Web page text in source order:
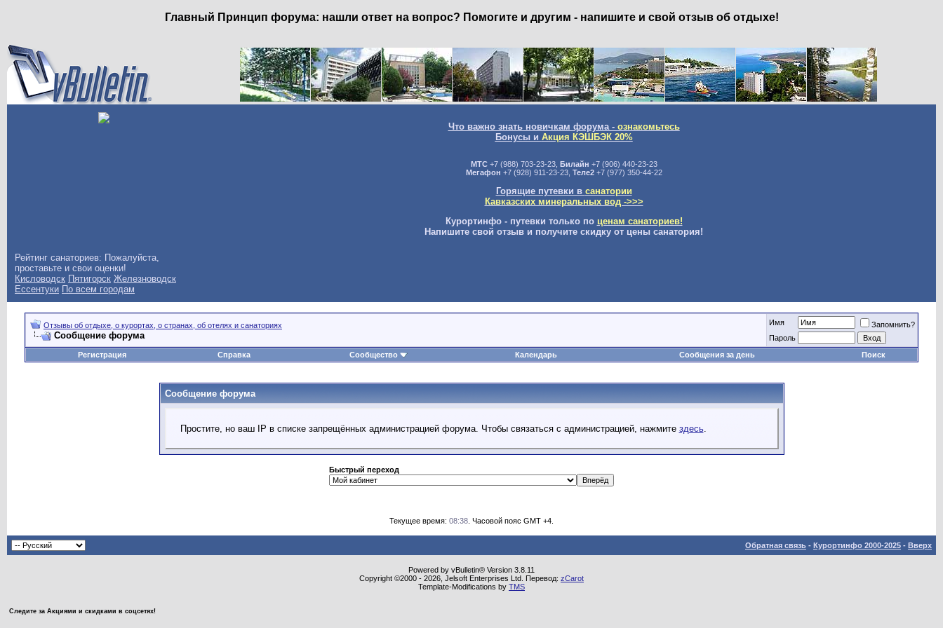
Главный Принцип форума: нашли ответ на вопрос? Помогите и другим - напишите и свой отзыв об отдыхе!
Что важно знать новичкам форума - ознакомьтесь
Бонусы и Акция КЭШБЭК 20%
МТС+7 (988) 703-23-23, Билайн +7 (906) 440-23-23
Мегафон +7 (928) 911-23-23, Теле2+7 (977) 350-44-22
Горящие путевки в санатории
Кавказских минеральных вод ->>>
Курортинфо - путевки только по ценам санаториев!
Напишите свой отзыв и получите скидку от цены санатория!
Рейтинг санаториев: Пожалуйста,
проставьте и свои оценки!
Кисловодск Пятигорск Железноводск
Ессентуки По всем городам
Отзывы об отдыхе, о курортах, о странах, об отелях и санаториях
Сообщение форума
Имя
Запомнить?
Пароль
Регистрация
Справка Сообщество Календарь Сообщения за день Поиск
Сообщение форума
Простите, но ваш IP в списке запрещённых администрацией форума. Чтобы связаться с администрацией, нажмите здесь.
Быстрый переход
Текущее время: 08:38 . Часовой пояс GMT +4.
Обратная связь - Курортинфо 2000-2025 - Вверх
Powered by vBulletin® Version 3.8.11
Copyright ©2000 - 2026, Jelsoft Enterprises Ltd. Перевод: zCarot
Template-Modifications by TMS
Следите за Акциями и скидками в соцсетях!